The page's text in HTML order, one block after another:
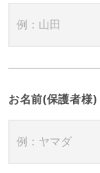
お名前(保護者様)